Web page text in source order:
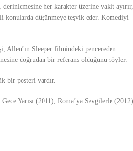
her karakter üzerine vakit ayırır,
konularda düşünmeye teşvik eder. Komediyi
Allen’ın Sleeper filmindeki pencereden
doğrudan bir referans olduğunu söyler.
bir posteri vardır.
Yarısı (2011), Roma’ya Sevgilerle (2012)